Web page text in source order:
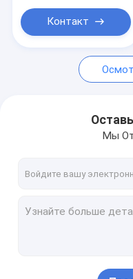
безопасности
склада
Контакт
Мы